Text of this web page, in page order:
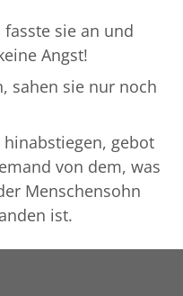
fasste sie an und
Angst!
sahen sie nur noch
gebot
von dem, was
Menschensohn
ist.